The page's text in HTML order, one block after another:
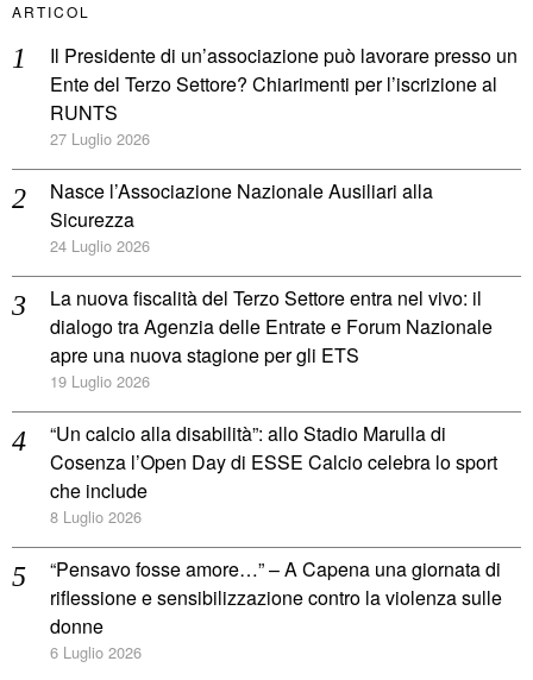
ARTICOL
Il Presidente di un’associazione può lavorare presso un
Ente del Terzo Settore? Chiarimenti per l’iscrizione al
RUNTS
27 Luglio 2026
Nasce l’Associazione Nazionale Ausiliari alla
Sicurezza
24 Luglio 2026
La nuova fiscalità del Terzo Settore entra nel vivo: il
dialogo tra Agenzia delle Entrate e Forum Nazionale
apre una nuova stagione per gli ETS
19 Luglio 2026
“Un calcio alla disabilità”: allo Stadio Marulla di
Cosenza l’Open Day di ESSE Calcio celebra lo sport
che include
8 Luglio 2026
“Pensavo fosse amore…” – A Capena una giornata di
riflessione e sensibilizzazione contro la violenza sulle
donne
6 Luglio 2026